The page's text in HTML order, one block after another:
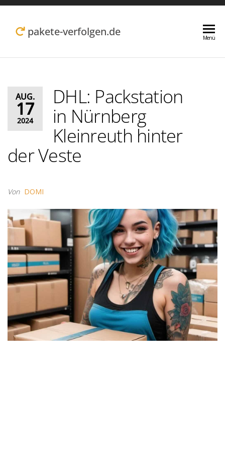
Zum
Inhalt pakete-verfolgen.de Menü
AUG.
17
2024
DHL: Packstation
in Nürnberg
Kleinreuth hinter
der Veste
Von DOMI